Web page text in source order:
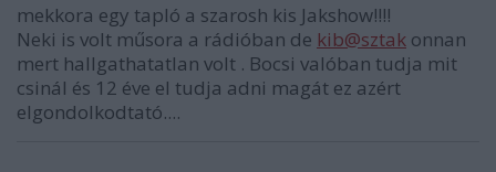
mekkora egy tapló a szarosh kis Jakshow!!!!
Neki is volt műsora a rádióban de kib@sztak onnan
mert hallgathatatlan volt . Bocsi valóban tudja mit
csinál és 12 éve el tudja adni magát ez azért
elgondolkodtató....